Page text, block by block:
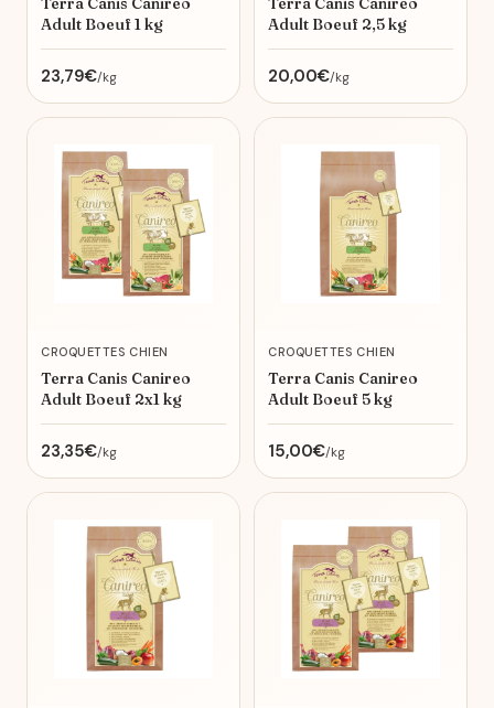
Adult Boeuf 1 kg
23,79€/kg
Adult Boeuf 2,5 kg
20,00€/kg
CROQUETTES CHIEN
Terra Canis Canireo
Adult Boeuf 2x1 kg
23,35€/kg
CROQUETTES CHIEN
Terra Canis Canireo
Adult Boeuf 5 kg
15,00€/kg